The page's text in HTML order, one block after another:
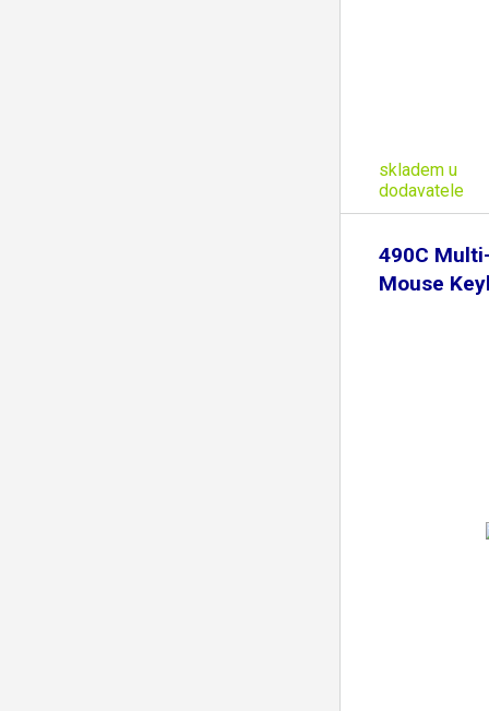
skladem u
dodavatele
490C
Mouse